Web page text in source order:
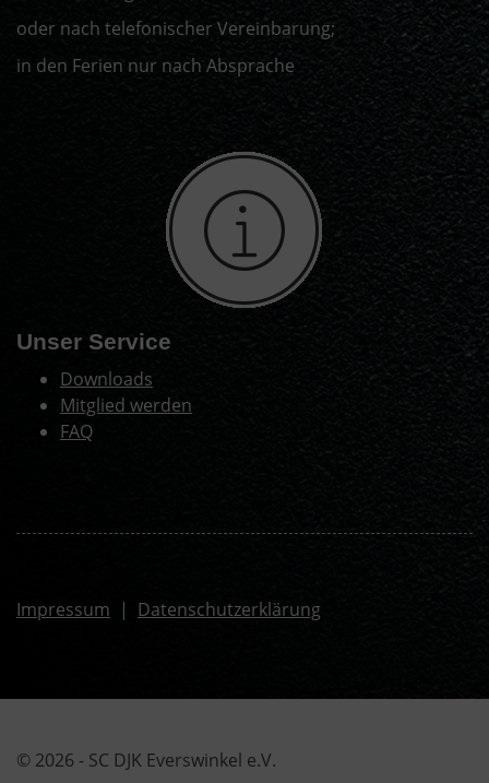
oder nach telefonischer Vereinbarung;
in den Ferien nur nach Absprache
Unser Service
Downloads
Mitglied werden
FAQ
Impressum | Datenschutzerklärung
© 2026 - SC DJK Everswinkel e.V.